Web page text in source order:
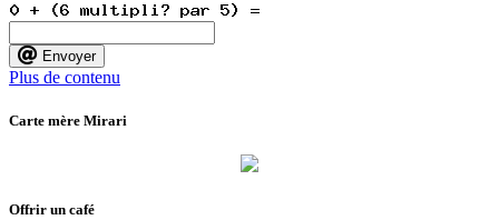
Envoyer
Plus de contenu
Carte mère Mirari
Offrir un café